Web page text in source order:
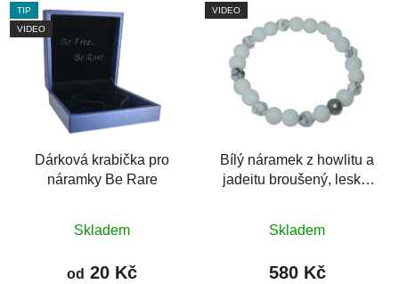
TIP
VIDEO
Dárková krabička pro
náramky Be Rare
hodnocení
produktu
Skladem
od 20 Kč
VIDEO
Bílý náramek z howlitu a
jadeitu broušený, lesklý
Skladem
580 Kč